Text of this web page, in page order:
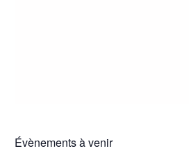
Évènements à venir